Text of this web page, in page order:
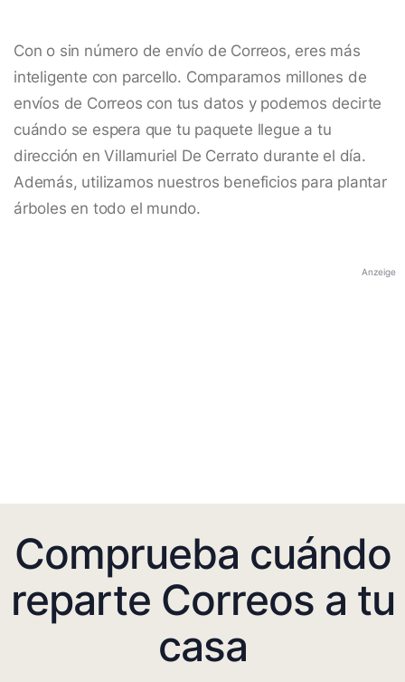
Con o sin número de envío de Correos, eres más
inteligente con parcello. Comparamos millones de
envíos de Correos con tus datos y podemos decirte
cuándo se espera que tu paquete llegue a tu
dirección en Villamuriel De Cerrato durante el día.
Además, utilizamos nuestros beneficios para plantar
árboles en todo el mundo.
Anzeige
Comprueba cuándo
reparte Correos a tu
casa